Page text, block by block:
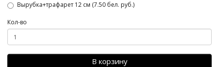
Вырубка+трафарет 12 см (7.50 бел. руб.)
Кол-во
В корзину